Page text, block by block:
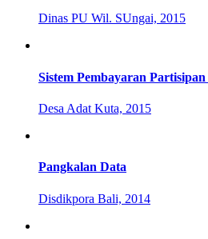
Dinas PU Wil. SUngai, 2015
Sistem Pembayaran
Desa Adat Kuta, 2015
Pangkalan Data
Disdikpora Bali, 2014